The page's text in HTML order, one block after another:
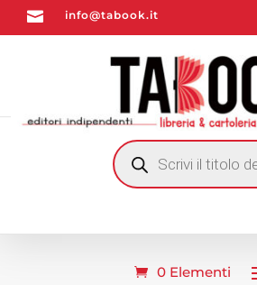
 info@tabook.it
RICERCA
PRODOTTI
0 Elementi